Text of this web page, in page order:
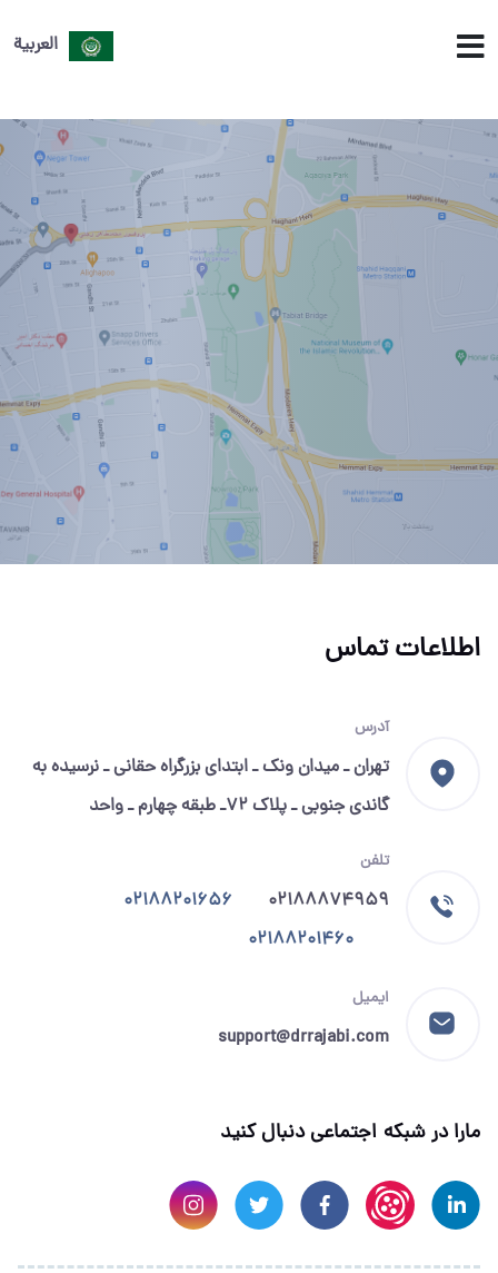
العربية
اطلاعات تماس
آدرس
تهران ـ میدان ونک ـ ابتدای بزرگراه حقانی ـ نرسیده به
گاندی جنوبی ـ پلاک ۷۲ـ طبقه چهارم ـ واحد
تلفن
02188874959
02188201656
02188201460
ایمیل
support@drrajabi.com
مارا در شبکه اجتماعی دنبال کنید